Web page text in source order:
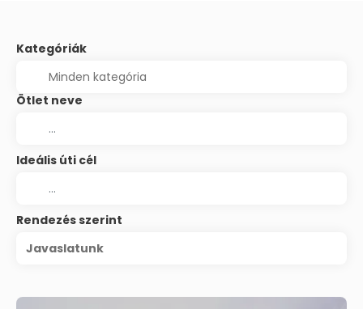
Kategóriák
Ötlet neve
Ideális úti cél
Rendezés szerint
Javaslatunk